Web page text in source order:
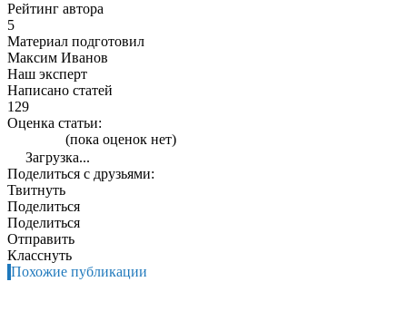
Рейтинг автора
5
Материал подготовил
Максим Иванов
Наш эксперт
Написано статей
129
Оценка статьи:
(пока оценок нет)
Загрузка...
Поделиться с друзьями:
Твитнуть
Поделиться
Поделиться
Отправить
Класснуть
Похожие публикации